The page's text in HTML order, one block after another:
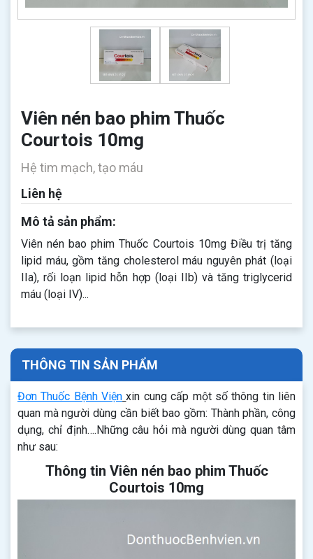
Viên nén bao phim Thuốc
Courtois 10mg
Hệ tim mạch, tạo máu
Liên hệ
Mô tả sản phẩm:
Viên nén bao phim Thuốc Courtois 10mg Điều trị tăng
lipid máu, gồm tăng cholesterol máu nguyên phát (loại
IIa), rối loạn lipid hỗn hợp (loại IIb) và tăng triglycerid
máu (loại IV)...
THÔNG TIN SẢN PHẨM
Đơn Thuốc Bệnh Viện xin cung cấp một số thông tin liên
quan mà người dùng cần biết bao gồm: Thành phần, công
dụng, chỉ định….Những câu hỏi mà người dùng quan tâm
như sau:
Thông tin Viên nén bao phim Thuốc
Courtois 10mg